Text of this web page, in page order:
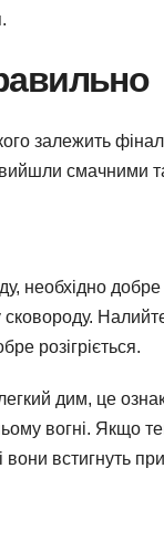
залежить
смачними
необхідно добре
розігріється.
дим, це
вогні. Якщо
встигнуть